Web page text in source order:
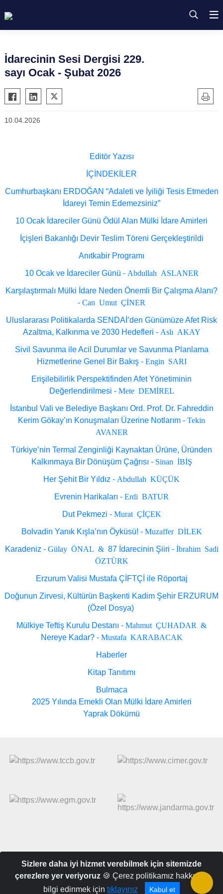
İdarecinin Sesi Dergisi 229.
sayı Ocak - Şubat 2026
10.04.2026
Editör Yazısı
İÇİNDEKİLER
Cumhurbaşkanı ERDOĞAN “Adaleti ve İyiliği Tesis Etmeden
İdareyi Temin Edemezsiniz”
10 Ocak İdareciler Günü Ödül Alan Mülki İdare Amirleri
İçişleri Bakanlığı Devir Teslim Töreni Gerçekleştirildi
Anıtkabir Programı
10 Ocak ve İdareciler Günü - Abdullah ASLANER
Karşılaştırmalı Mülki İdare Neden Önemli Bir Çalışma Alanı?
- Can Umut ÇİNER
Uluslararası Politikalarda SENDAİ’den Günümüze Afet Risk
Azaltma, Kalkınma ve 2030 Hedefleri - Aslı AKAY
Sivil Savunma ile Acil Durumlar ve Savunma Planlama
Hizmetlerine Genel Bir Bakış - Engin SARI
Erişilebilirlik Perspektifinden Afet Yönetiminin
Değerlendirilmesi - Mete DEMİREL
İstanbul Vali ve Belediye Başkanı Ord. Prof. Dr. Fahreddin
Kerim Gökay’ın Konuşmaları Üzerine Notlarım - Tekin
AVANER
Türkiye’nin Termal Zenginliği Kaynaktan Ürüne, Üründen
Kalkınmaya Bir Dönüşüm Çağrısı - Sinan İBİŞ
Her Şehit Bir Yıldız - Abdullah KÜÇÜK
Evrenin Harikaları - Erdi BATUR
Dut Pekmezi - Murat ÇİÇEK
Bolvadin Yanık Kışla’nın Öyküsü! - Muzaffer DİLEK
Karadeniz - Gülay ÖNAL & 87 İdarecinin Şiiri - İbrahim Sadi
ÖZTÜRK
Erzurum Valisi Mustafa ÇİFTÇİ ile Röportaj
Doğunun Zirvesi, Kültürün Başkenti Kadim Şehir ERZURUM
(Özel Dosya)
Mülkiye Teftiş Kurulu Destanı - Mahmut ÇUHADAR &
Nereye Kadar? - Mustafa KARABACAK
Haberler
Kitap Tanıtımı
Bulmaca
2025 Yılında Emekli Olan Mülki İdare Amirleri
Yaprak Dökümü
İnkılap Sokak No:17 06420 Kızılay/ANKARA Belgegeçer:0312.433
69 58 email:idarecininsesi@gmail.com
Sizlere daha iyi hizmet verebilmek için sitemizde
çerezlere yer veriyoruz 🍪 Çerez politikamız hakkında
bilgi edinmek için tıklayınız Kabul et